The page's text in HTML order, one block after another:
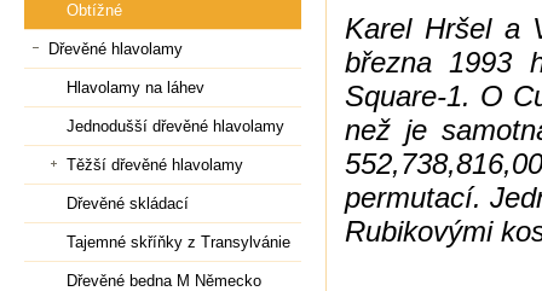
Karel Hršel a
března 1993
Square-1. O
než je
permutací.
Rubikovými
Obtížné
Dřevěné hlavolamy
Hlavolamy na láhev
Jednodušší dřevěné hlavolamy
Těžší dřevěné hlavolamy
Dřevěné skládací
Tajemné skříňky z Transylvánie
Dřevěné bedna M Německo